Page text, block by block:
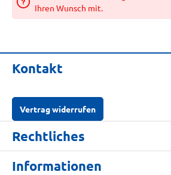
Ihren Wunsch mit.
Kontakt
Vertrag widerrufen
Rechtliches
Informationen